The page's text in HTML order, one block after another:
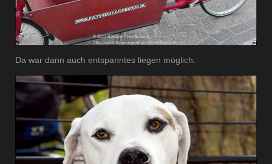
Da war dann auch entspanntes liegen möglich: